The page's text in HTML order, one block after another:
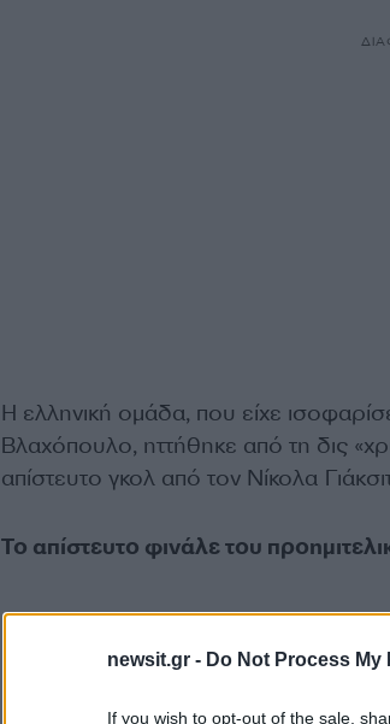
newsit.gr - Do Not Process
If you wish to opt-out of the sale,
Η ελληνική ομάδα, που είχε
Βλαχόπουλο, ηττήθηκε από τη δις
απίστευτο γκολ από τον Νίκολα
Το απίστευτο φινάλε του